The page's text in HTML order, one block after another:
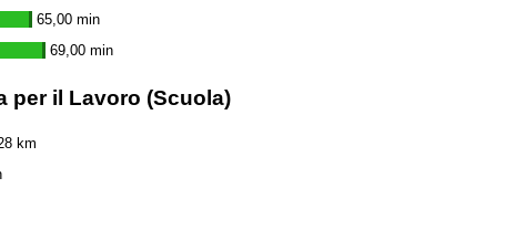
65,00 min
69,00 min
per il Lavoro (Scuola)
km